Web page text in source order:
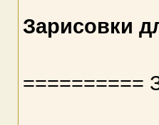
Зарисовки
==========